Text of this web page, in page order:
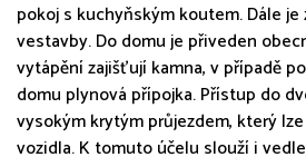
pokoj s kuchyňským koutem. Dále
vestavby. Do domu je přiveden
vytápění zajišťují kamna, v případě
domu plynová přípojka. Přístup do
vysokým krytým průjezdem, který
vozidla. K tomuto účelu slouží i